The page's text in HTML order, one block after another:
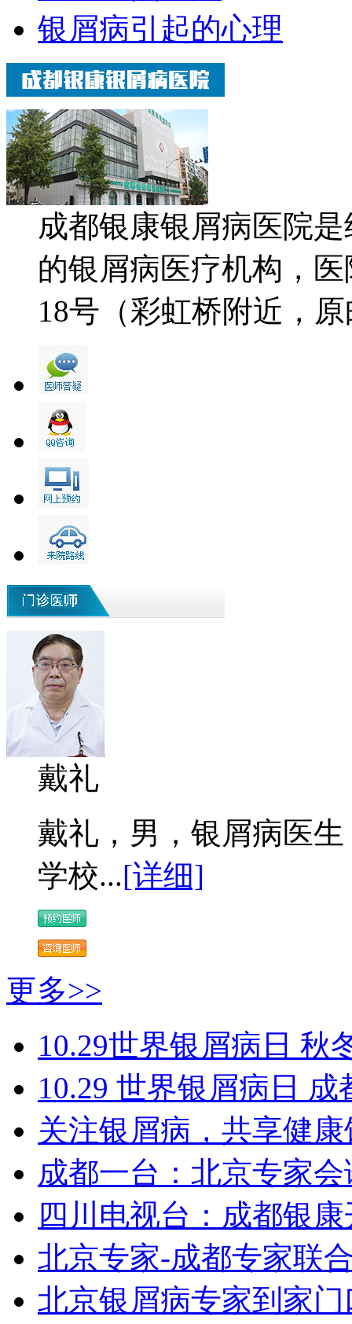
银屑病引起的心理
成都银康银屑病医院
的银屑病医疗机构，
18号（彩虹桥附近，
戴礼
戴礼，男，银屑病医
学校...[详细]
更多>>
10.29世界银屑病日 秋
10.29 世界银屑病日
关注银屑病，共享健
成都一台：北京专家
四川电视台：成都银
北京专家-成都专家联
北京银屑病专家到家门